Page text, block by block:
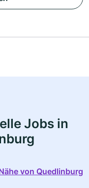
Jobs in
von Quedlinburg